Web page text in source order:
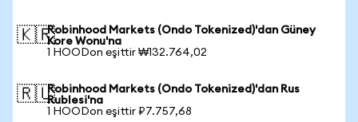
🇰🇷Robinhood Markets (Ondo Tokenized)'dan Güney
Kore Wonu'na
1 HOODon eşittir ₩132.764,02
🇷🇺Robinhood Markets (Ondo Tokenized)'dan Rus
Rublesi'na
1 HOODon eşittir ₽7.757,68